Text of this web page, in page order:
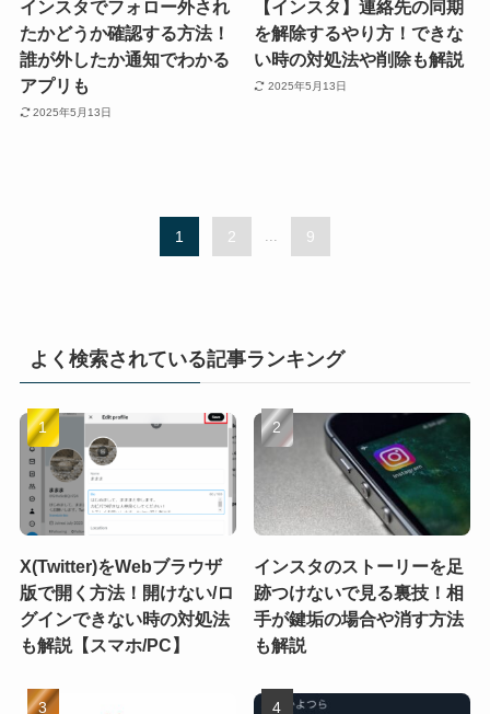
インスタでフォロー外され
たかどうか確認する方法！
誰が外したか通知でわかる
アプリも
2025年5月13日
【インスタ】連絡先の同期
を解除するやり方！できな
い時の対処法や削除も解説
2025年5月13日
1 2 ... 9
よく検索されている記事ランキング
X(Twitter)をWebブラウザ
版で開く方法！開けない/ロ
グインできない時の対処法
も解説【スマホ/PC】
インスタのストーリーを足
跡つけないで見る裏技！相
手が鍵垢の場合や消す方法
も解説